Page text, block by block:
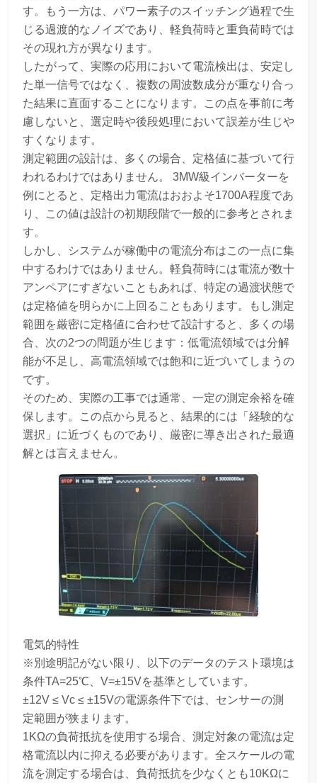
す。もう一方は、パワー素子のスイッチング過程で生
じる過渡的なノイズであり、軽負荷時と重負荷時では
その現れ方が異なります。
したがって、実際の応用において電流検出は、安定し
た単一信号ではなく、複数の周波数成分が重なり合っ
た結果に直面することになります。この点を事前に考
慮しないと、選定時や後段処理において誤差が生じや
すくなります。
測定範囲の設計は、多くの場合、定格値に基づいて行
われるわけではありません。 3MW級インバーターを
例にとると、定格出力電流はおおよそ1700A程度であ
り、この値は設計の初期段階で一般的に参考とされま
す。
しかし、システムが稼働中の電流分布はこの一点に集
中するわけではありません。軽負荷時には電流が数十
アンペアにすぎないこともあれば、特定の過渡状態で
は定格値を明らかに上回ることもあります。もし測定
範囲を厳密に定格値に合わせて設計すると、多くの場
合、次の2つの問題が生じます：低電流領域では分解
能が不足し、高電流領域では飽和に近づいてしまうの
です。
そのため、実際の工事では通常、一定の測定余裕を確
保します。この点から見ると、結果的には「経験的な
選択」に近づくものであり、厳密に導き出された最適
解とは言えません。
電気的特性
※別途明記がない限り、以下のデータのテスト環境は
条件TA=25℃、V=±15Vを基準としています。
±12V ≤ Vc ≤ ±15Vの電源条件下では、センサーの測
定範囲が狭まります。
1KΩの負荷抵抗を使用する場合、測定対象の電流は定
格電流以内に抑える必要があります。全スケールの電
流を測定する場合は、負荷抵抗を少なくとも10KΩに